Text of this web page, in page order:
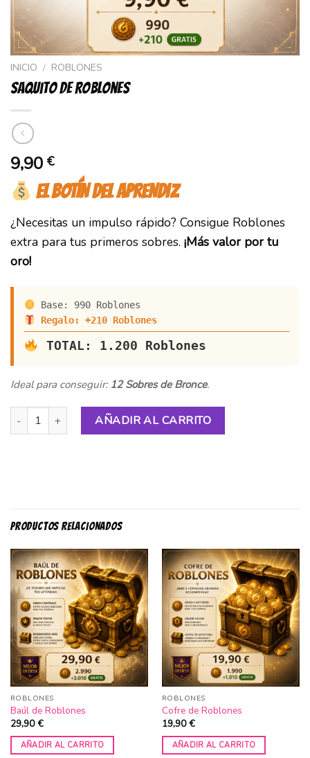
INICIO / ROBLONES
Saquito de Roblones
9,90 €
EL BOTÍN DEL APRENDIZ
¿Necesitas un impulso rápido? Consigue Roblones
extra para tus primeros sobres. ¡Más valor por tu
oro!
Base: 990 Roblones
Regalo: +210 Roblones
TOTAL: 1.200 Roblones
Ideal para conseguir: 12 Sobres de Bronce.
Saquito de Roblones cantidadAÑADIR AL CARRITO
PRODUCTOS RELACIONADOS
ROBLONES
Baúl de Roblones
29,90€
AÑADIR AL CARRITO
ROBLONES
Cofre de Roblones
19,90€
AÑADIR AL CARRITO